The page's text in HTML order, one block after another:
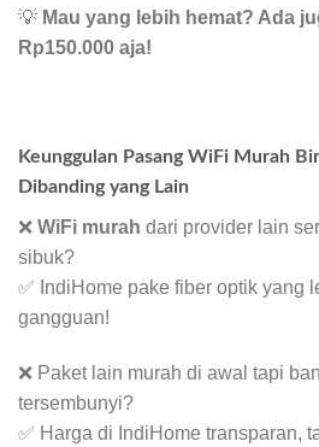
💡 Mau yang lebih hemat? Ada
Rp150.000 aja!
Keunggulan Pasang WiFi Murah
Dibanding yang Lain
❌ WiFi murah dari provider lain
sibuk?
✅ IndiHome pake fiber optik yang
gangguan!
❌ Paket lain murah di awal tapi
tersembunyi?
✅ Harga di IndiHome transparan,